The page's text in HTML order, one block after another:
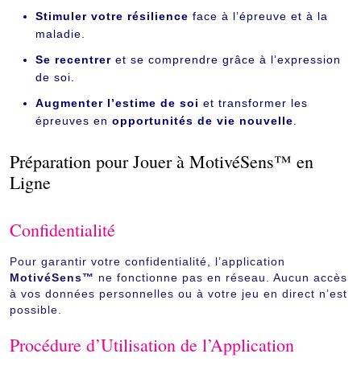
Stimuler votre résilience face à l’épreuve et à la
maladie.
Se recentrer et se comprendre grâce à l’expression
de soi.
Augmenter l’estime de soi et transformer les
épreuves en opportunités de vie nouvelle.
Préparation pour Jouer à MotivéSens™ en
Ligne
Confidentialité
Pour garantir votre confidentialité, l’application
MotivéSens™ ne fonctionne pas en réseau. Aucun accès
à vos données personnelles ou à votre jeu en direct n’est
possible.
Procédure d’Utilisation de l’Application